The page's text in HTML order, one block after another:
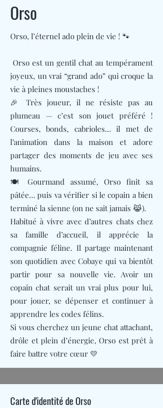
Orso
Orso, l’éternel ado plein de vie ! 🐾
Orso est un gentil chat au tempérament
joyeux, un vrai “grand ado” qui croque la
vie à pleines moustaches !
🎉 Très joueur, il ne résiste pas au
plumeau — c’est son jouet préféré !
Courses, bonds, cabrioles… il met de
l’animation dans la maison et adore
partager des moments de jeu avec ses
humains.
🍽️ Gourmand assumé, Orso finit sa
pâtée… puis va vérifier si le copain a bien
terminé la sienne (on ne sait jamais 😹).
Habitué à vivre avec d’autres chats chez
sa famille d’accueil, il apprécie la
compagnie féline. Il partage maintenant
son quotidien avec Cobaye qui va bientôt
partir pour sa nouvelle vie. Avoir un
copain chat serait un vrai plus pour lui,
pour jouer, se dépenser et continuer à
apprendre les codes félins.
Si vous cherchez un jeune chat attachant,
drôle et plein d’énergie, Orso est prêt à
faire battre votre cœur 💛
Carte d'identité de Orso